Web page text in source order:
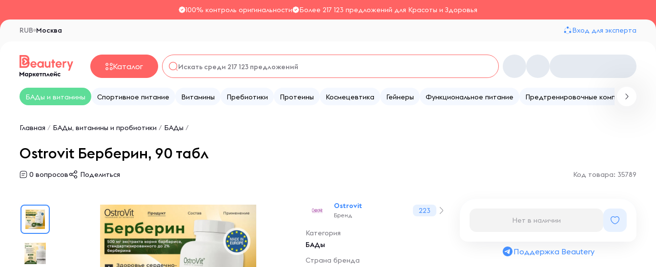
100% контроль оригинальности Более 217 123 предложений для Красоты и Здоровья
Москва
RUB Вход для эксперта
Каталог
БАДы и витамины Спортивное питание Витамины Пребиотики Протеины Космецевтика Гейнеры Функциональное питание Предтренировочные комплексы
Главная / БАДы, витамины и пробиотики / БАДы /
Ostrovit Берберин, 90 табл
0 вопросов Поделиться Код товара: 35789
Ostrovit
Бренд
223
Категория
БАДы
Страна бренда
Нет в наличии
Поддержка Beautery